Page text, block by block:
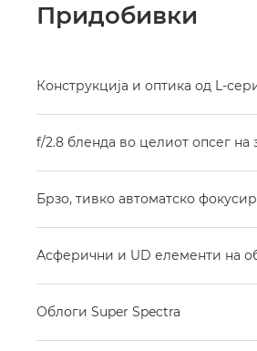
Придобивки
Конструкција и оптика од L-
f/2.8 бленда во целиот опсег
Брзо, тивко автоматско
Асферични и UD елементи на
Облоги Super Spectra